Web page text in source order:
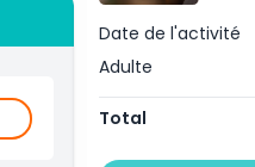
Date de l'activité
Adulte
Total